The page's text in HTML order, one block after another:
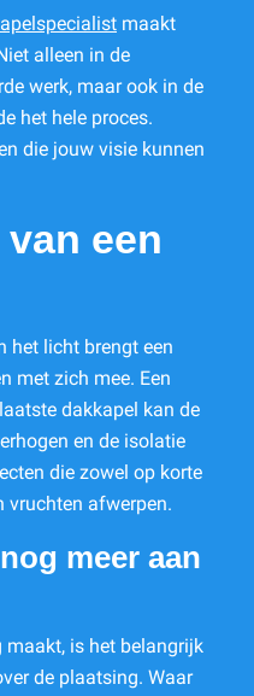
maakt
alleen in de
werk, maar ook in de
het hele proces.
die jouw visie kunnen
een
het licht brengt een
met zich mee. Een
dakkapel kan de
en de isolatie
die zowel op korte
vruchten afwerpen.
meer aan
is het belangrijk
de plaatsing. Waar